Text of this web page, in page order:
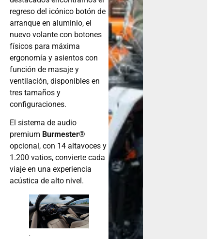
regreso del icónico botón de
arranque en aluminio, el
nuevo volante con botones
físicos para máxima
ergonomía y asientos con
función de masaje y
ventilación, disponibles en
tres tamaños y
configuraciones.
El sistema de audio
premium Burmester®
opcional, con 14 altavoces y
1.200 vatios, convierte cada
viaje en una experiencia
acústica de alto nivel.
.